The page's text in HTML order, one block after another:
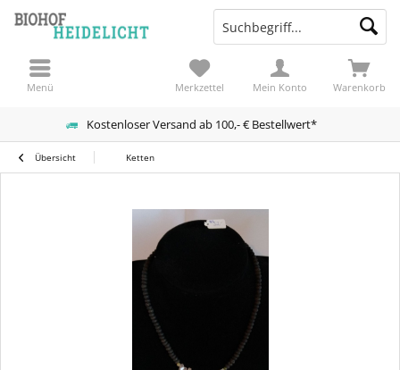
Kostenloser Versand ab 100,- € Bestellwert*
Warenkorb
Merkzettel Mein Konto
Menü
Übersicht Ketten